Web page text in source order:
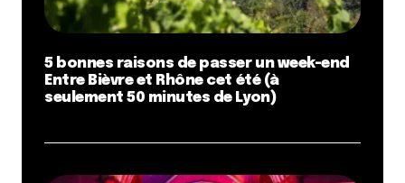
5 bonnes raisons de passer un week-end
Entre Bièvre et Rhône cet été (à
seulement 50 minutes de Lyon)